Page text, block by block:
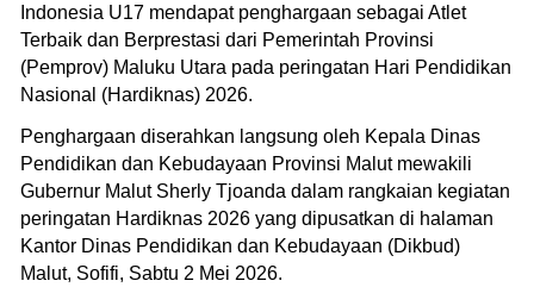
Indonesia U17 mendapat penghargaan sebagai Atlet
Terbaik dan Berprestasi dari Pemerintah Provinsi
(Pemprov) Maluku Utara pada peringatan Hari Pendidikan
Nasional (Hardiknas) 2026.
Penghargaan diserahkan langsung oleh Kepala Dinas
Pendidikan dan Kebudayaan Provinsi Malut mewakili
Gubernur Malut Sherly Tjoanda dalam rangkaian kegiatan
peringatan Hardiknas 2026 yang dipusatkan di halaman
Kantor Dinas Pendidikan dan Kebudayaan (Dikbud)
Malut, Sofifi, Sabtu 2 Mei 2026.